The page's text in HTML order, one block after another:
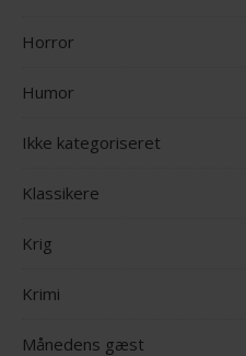
Horror
Humor
Ikke kategoriseret
Klassikere
Krig
Krimi
Månedens gæst